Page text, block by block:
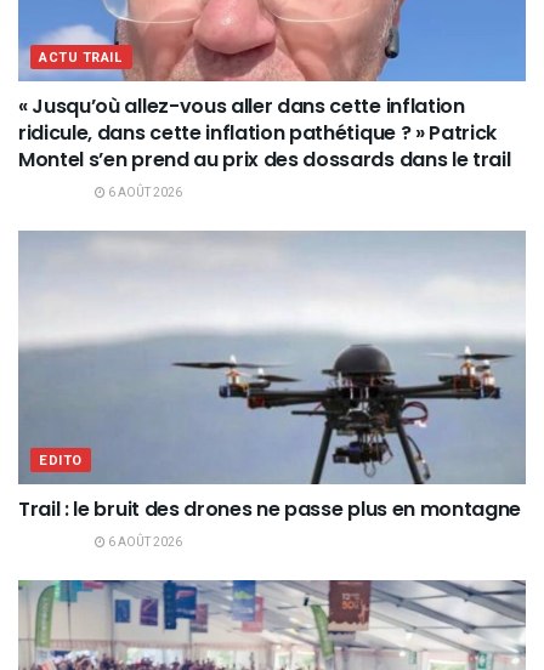
ACTU TRAIL
« Jusqu’où allez-vous aller dans cette inflation
ridicule, dans cette inflation pathétique ? » Patrick
Montel s’en prend au prix des dossards dans le trail
6 AOÛT 2026
EDITO
Trail : le bruit des drones ne passe plus en montagne
6 AOÛT 2026